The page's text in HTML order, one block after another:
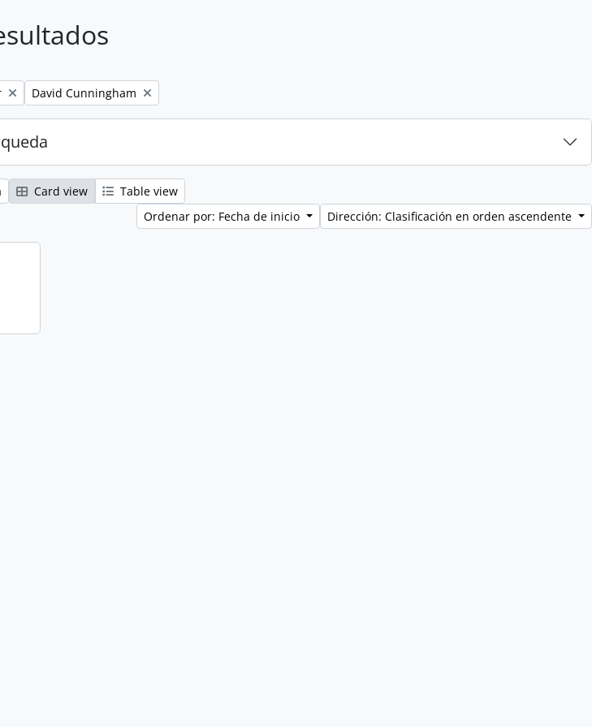
Remove filter:
David Cunningham
Card view
Table view
Ordenar por: Fecha de inicio
Dirección: Clasificación en orden ascendente